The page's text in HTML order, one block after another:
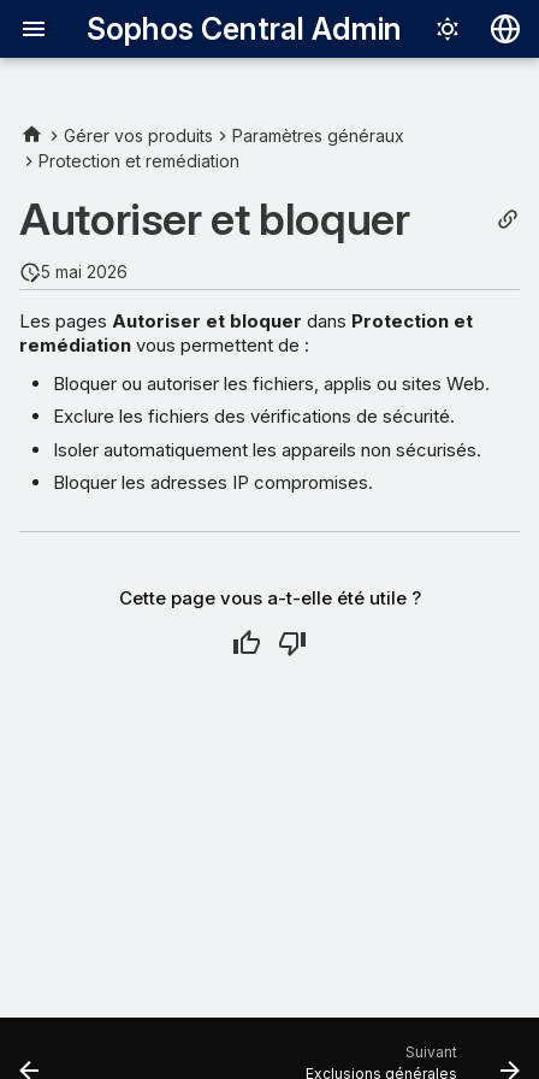
Sophos Central Admin
Português
Gérer vos produits
Paramètres généraux
Protection et remédiation
Autoriser et bloquer
5 mai 2026
Les pages Autoriser et bloquer dans Protection et
remédiation vous permettent de :
Bloquer ou autoriser les fichiers, applis ou sites Web.
Exclure les fichiers des vérifications de sécurité.
Isoler automatiquement les appareils non sécurisés.
Bloquer les adresses IP compromises.
Cette page vous a-t-elle été utile ?
Suivant
Exclusions générales